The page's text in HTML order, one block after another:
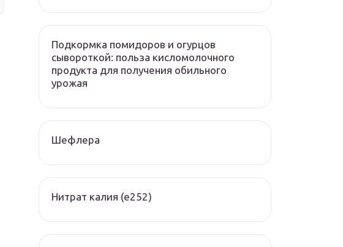
Подкормка помидоров и огурцов
сывороткой: польза кисломолочного
продукта для получения обильного
урожая
Шефлера
Нитрат калия (е252)